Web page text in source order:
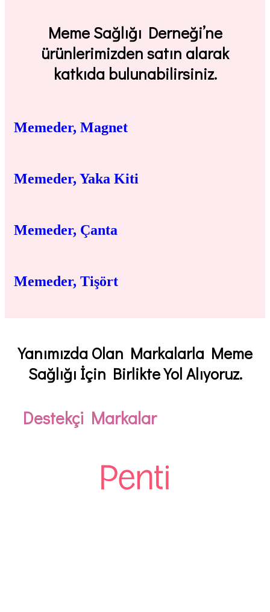
Meme Sağlığı Derneği’ne
ürünlerimizden satın alarak
katkıda bulunabilirsiniz.
Memeder, Magnet
Memeder, Yaka Kiti
Memeder, Çanta
Memeder, Tişört
Yanımızda Olan Markalarla Meme
Sağlığı İçin Birlikte Yol Alıyoruz.
Destekçi Markalar